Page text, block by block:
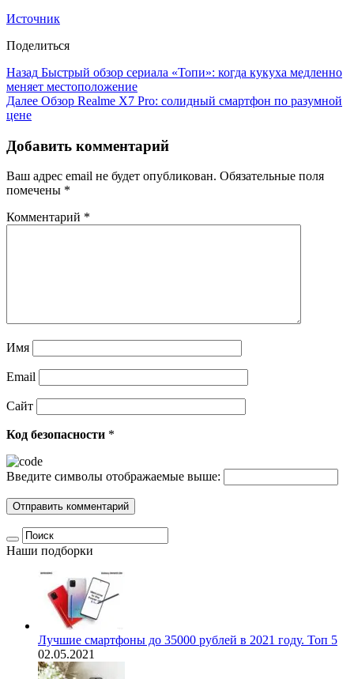
Источник
Поделиться
Назад Быстрый обзор сериала «Топи»: когда кукуха медленно
меняет местоположение
Далее Обзор Realme X7 Pro: солидный смартфон по разумной
цене
Добавить комментарий
Ваш адрес email не будет опубликован. Обязательные поля
помечены *
Комментарий *
Имя
Email
Сайт
Код безопасности *
Введите символы отображаемые выше:
Наши подборки
Лучшие смартфоны до 35000 рублей в 2021 году. Топ 5
02.05.2021